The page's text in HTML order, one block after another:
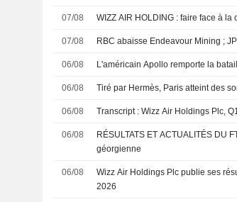
07/08 WIZZ AIR HOLDING : faire
07/08 RBC abaisse Endeavour Mining ;
06/08 L'américain Apollo remporte la
06/08 Tiré par Hermès, Paris atteint des
06/08 Transcript : Wizz Air Holdings Plc,
06/08
RÉSULTATS ET ACTUALITÉS DU
géorgienne
06/08
Wizz Air Holdings Plc publie ses
2026